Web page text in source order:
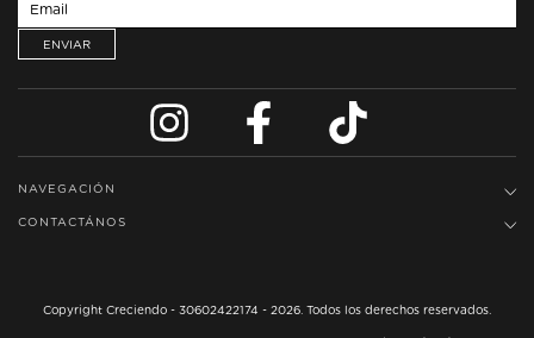
NAVEGACIÓN
CONTACTÁNOS
Copyright Creciendo - 30602422174 - 2026. Todos los derechos reservados.